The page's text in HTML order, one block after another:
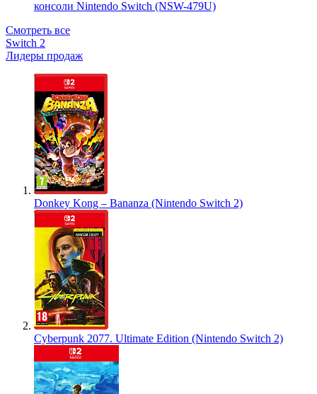
консоли Nintendo Switch (NSW-479U)
Смотреть все
Switch 2
Лидеры продаж
Donkey Kong – Bananza (Nintendo Switch 2)
Cyberpunk 2077. Ultimate Edition (Nintendo Switch 2)